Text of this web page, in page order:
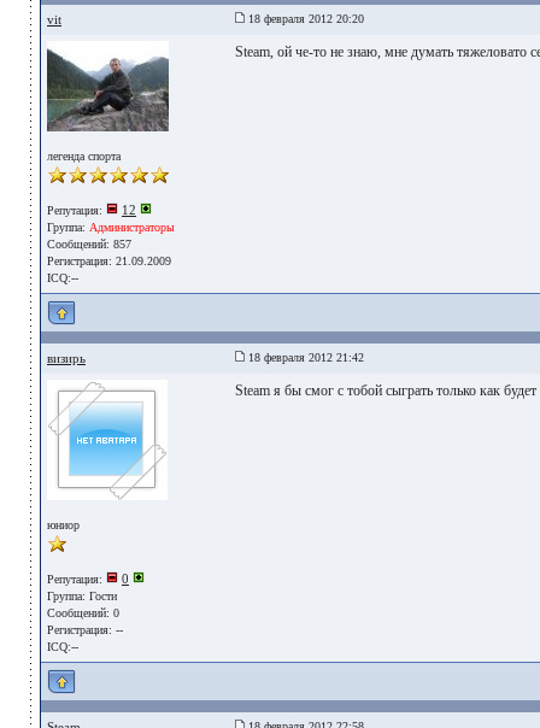
vit 18 февраля 2012 20:20
легенда спорта
Репутация: 12
Группа: Администраторы
Сообщений: 857
Регистрация: 21.09.2009
ICQ:--
Steam, ой че-то не знаю, мне думать тяжеловато
визирь 18 февраля 2012 21:42
юниор
Репутация: 0
Группа: Гости
Сообщений: 0
Регистрация: --
ICQ:--
Steam я бы смог с тобой сыграть только как